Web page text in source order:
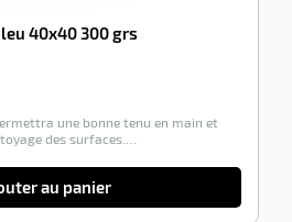
40x40 300 grs
une bonne tenu en main et
des surfaces.…
au panier